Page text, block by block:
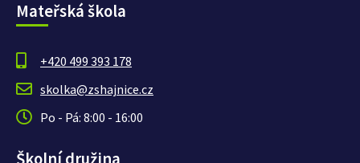
Mateřská škola
+420 499 393 178
skolka@zshajnice.cz
Po - Pá: 8:00 - 16:00